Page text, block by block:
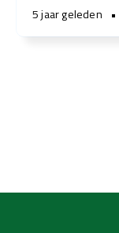
5 jaar geleden •